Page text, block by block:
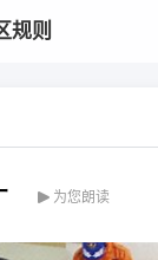
规则
为您朗读